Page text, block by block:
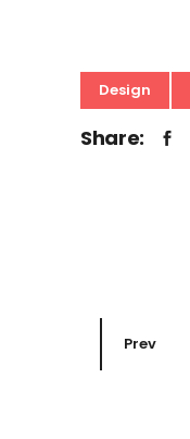
Design
Share:
Prev